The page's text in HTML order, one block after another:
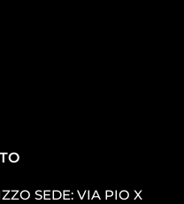
SEDE: VIA PIO X